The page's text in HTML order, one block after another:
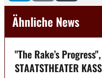
Ähnliche News
"The Rake’s
STAATSTHEATER